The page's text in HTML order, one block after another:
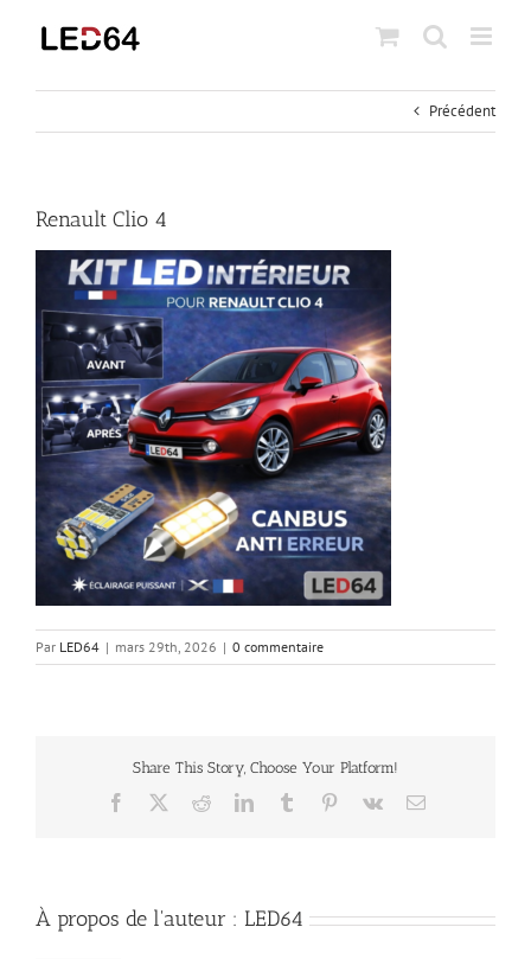
contenu
Précédent
Renault Clio 4
Par LED64 | mars 29th, 2026 | 0 commentaire
Share This Story, Choose Your Platform!
Facebook RedditLinkedInTumblr Pinterest
Vk Email
À propos de l'auteur : LED64